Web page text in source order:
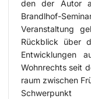
den der Autor
Brandlhof-
Veranstaltung
Rückblick über
Entwicklungen
Wohnrechts seit
raum zwischen